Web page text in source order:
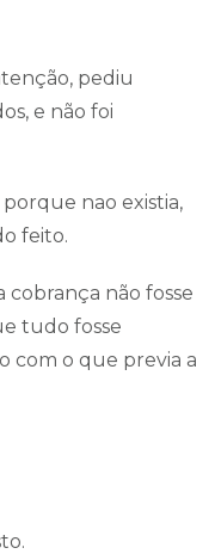
pediu
e não foi
nao existia,
feito.
não fosse
tudo fosse
com o que previa a